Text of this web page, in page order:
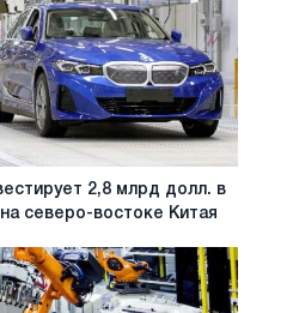
2,8 млрд долл. в
северо-востоке Китая